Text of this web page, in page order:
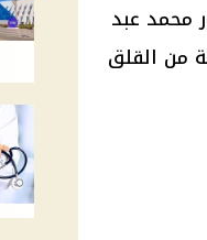
محمد عبد
من القلق